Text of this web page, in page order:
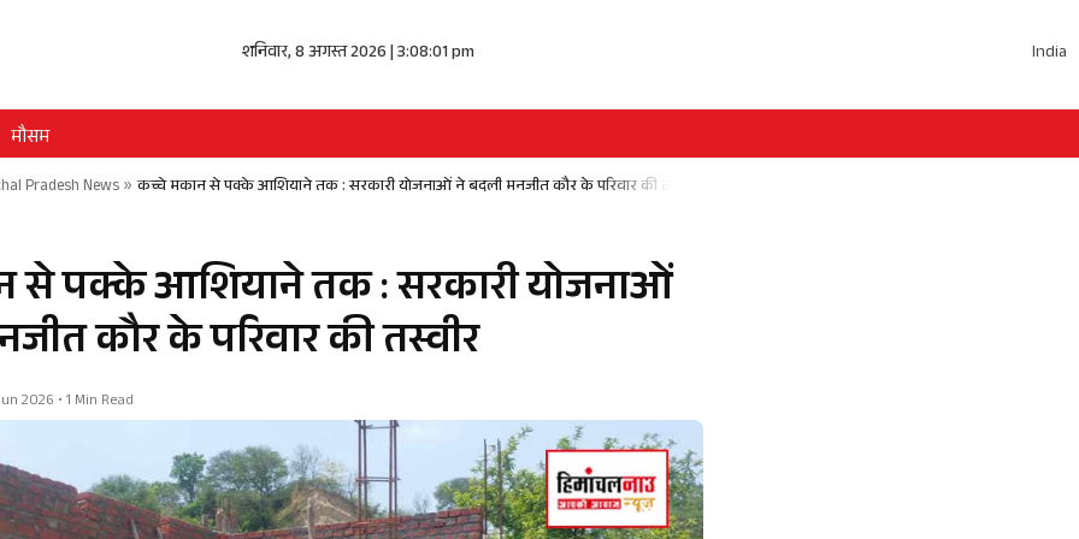
शनिवार, 8 अगस्त 2026 | 3:08:02 pm India
मौसम
Pradesh News» कच्चे मकान से पक्के आशियाने तक : सरकारी योजनाओं ने बदली मनजीत कौर के परिवार की तस्वीर
से पक्के आशियाने तक : सरकारी योजनाओं
कौर के परिवार की तस्वीर
2026 • 1 Min Read